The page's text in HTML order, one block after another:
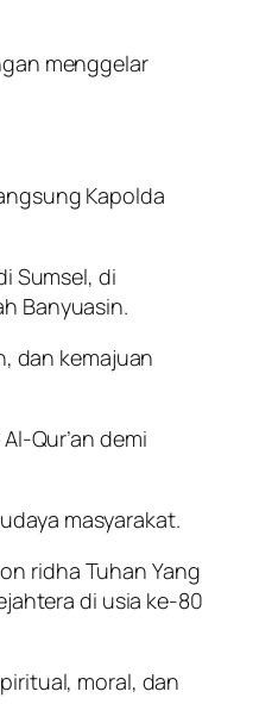
menggelar
Kapolda
Sumsel, di
Banyuasin.
dan kemajuan
Qur’an demi
masyarakat.
ridha Tuhan Yang
di usia ke-80
moral, dan